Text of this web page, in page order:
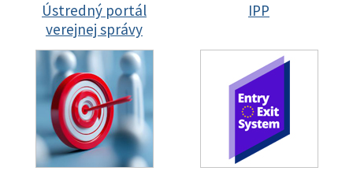
Ústredný portál
verejnej správy
IPP